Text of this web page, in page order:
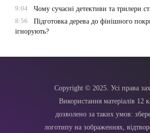
9:04
Чому сучасні детективи та трилери
8:56
Підготовка дерева до фінішного
ігнорують?
Copyright © 2025. Усі права
Використання матеріалів 12
дозволено за таких умов:
логотипу на зображеннях,